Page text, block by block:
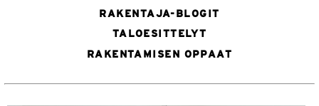
RAKENTAJA-BLOGIT
TALOESITTELYT
RAKENTAMISEN OPPAAT